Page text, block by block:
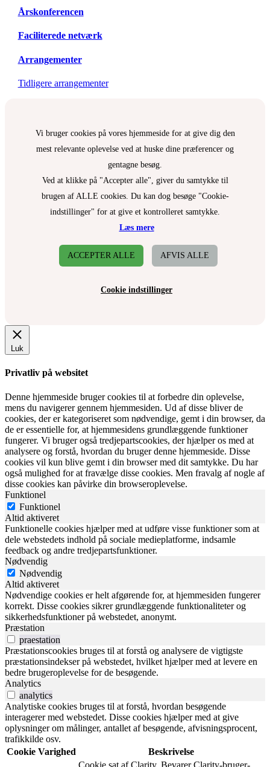
Årskonferencen
Faciliterede netværk
Arrangementer
Tidligere arrangementer
Vi bruger cookies på vores hjemmeside for at give dig den
mest relevante oplevelse ved at huske dine præferencer og
gentagne besøg.
Ved at klikke på "Accepter alle", giver du samtykke til
brugen af ALLE cookies. Du kan dog besøge "Cookie-
indstillinger" for at give et kontrolleret samtykke.
Læs mere
ACCEPTER ALLE AFVIS ALLE
Cookie indstillinger
Luk
Privatliv på websitet
Denne hjemmeside bruger cookies til at forbedre din oplevelse,
mens du navigerer gennem hjemmesiden. Ud af disse bliver de
cookies, der er kategoriseret som nødvendige, gemt i din browser, da
de er essentielle for, at hjemmesidens grundlæggende funktioner
fungerer. Vi bruger også tredjepartscookies, der hjælper os med at
analysere og forstå, hvordan du bruger denne hjemmeside. Disse
cookies vil kun blive gemt i din browser med dit samtykke. Du har
også mulighed for at fravælge disse cookies. Men fravalg af nogle af
disse cookies kan påvirke din browseroplevelse.
Funktionel
Funktionel
Altid aktiveret
Funktionelle cookies hjælper med at udføre visse funktioner som at
dele webstedets indhold på sociale medieplatforme, indsamle
feedback og andre tredjepartsfunktioner.
Nødvendig
Nødvendig
Altid aktiveret
Nødvendige cookies er helt afgørende for, at hjemmesiden fungerer
korrekt. Disse cookies sikrer grundlæggende funktionaliteter og
sikkerhedsfunktioner på webstedet, anonymt.
Præstation
praestation
Præstationscookies bruges til at forstå og analysere de vigtigste
præstationsindekser på webstedet, hvilket hjælper med at levere en
bedre brugeroplevelse for de besøgende.
Analytics
analytics
Analytiske cookies bruges til at forstå, hvordan besøgende
interagerer med webstedet. Disse cookies hjælper med at give
oplysninger om målinger, antallet af besøgende, afvisningsprocent,
trafikkilde osv.
Cookie Varighed
Beskrivelse
Cookie sat af Clarity. Bevarer Clarity-bruger-